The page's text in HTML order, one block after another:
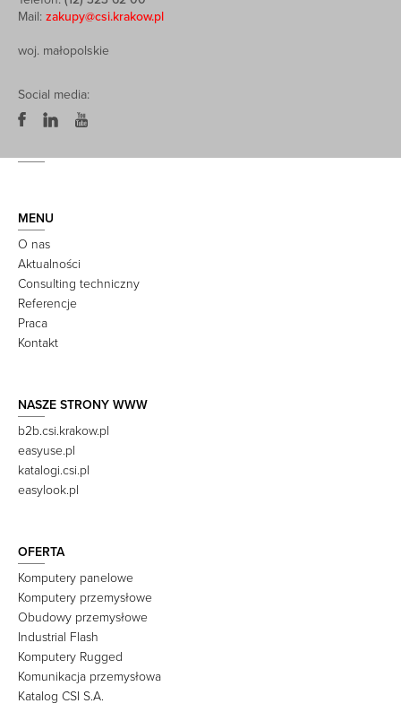
Mail: zakupy@csi.krakow.pl
woj. małopolskie
Social media:
MENU
O nas
Aktualności
Consulting techniczny
Referencje
Praca
Kontakt
NASZE STRONY WWW
b2b.csi.krakow.pl
easyuse.pl
katalogi.csi.pl
easylook.pl
OFERTA
Komputery panelowe
Komputery przemysłowe
Obudowy przemysłowe
Industrial Flash
Komputery Rugged
Komunikacja przemysłowa
Katalog CSI S.A.